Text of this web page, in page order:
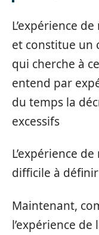
L’expérience
et constitue un
qui cherche à
entend par
du temps la
excessifs
L’expérience
difficile à
Maintenant,
l’expérience